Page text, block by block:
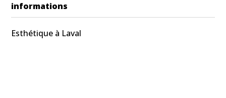
informations
Esthétique à Laval